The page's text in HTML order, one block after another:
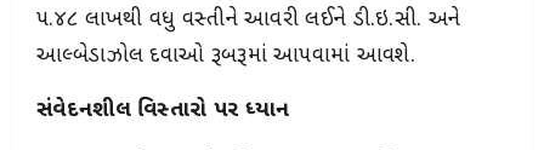
૫.૪૮ લાખથી વધુ વસ્તીને આવરી લઈને ડી.ઇ.સી. અને
આલ્બેન્ડાઝોલ દવાઓ રૂબરૂમાં આપવામાં આવશે.
સંવેદનશીલ વિસ્તારો પર ધ્યાન